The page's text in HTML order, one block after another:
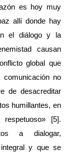
es hoy muy
allí donde hay
el diálogo y la
causan
global que
no
de desacreditar
humillantes, en
[5].
a dialogar,
y que se